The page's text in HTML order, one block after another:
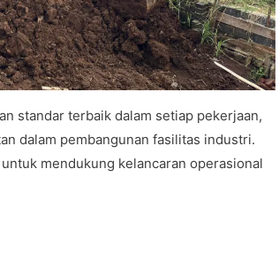
standar terbaik dalam setiap pekerjaan,
dalam pembangunan fasilitas industri.
mendukung kelancaran operasional